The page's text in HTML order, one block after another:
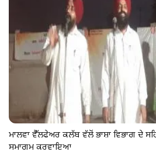
ਮਾਲਵਾ ਵੈੱਲਫੇਅਰ ਕਲੱਬ ਵੱਲੋਂ ਭਾਸ਼ਾ ਵਿਭਾਗ ਦੇ
ਸਮਾਗਮ ਕਰਵਾਇਆ